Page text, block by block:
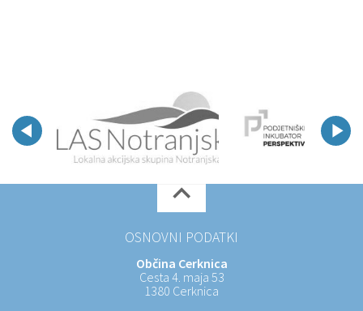
OSNOVNI PODATKI
Občina Cerknica
Cesta 4. maja 53
1380 Cerknica